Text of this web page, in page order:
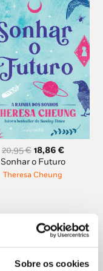
Sobre os cookies
20,95€ O
preço
original
18,86 €O
preço
Sonhar o Futuro
Theresa Cheung